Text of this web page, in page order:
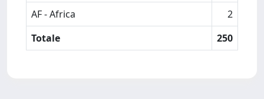
AF - Africa
2
Totale
250